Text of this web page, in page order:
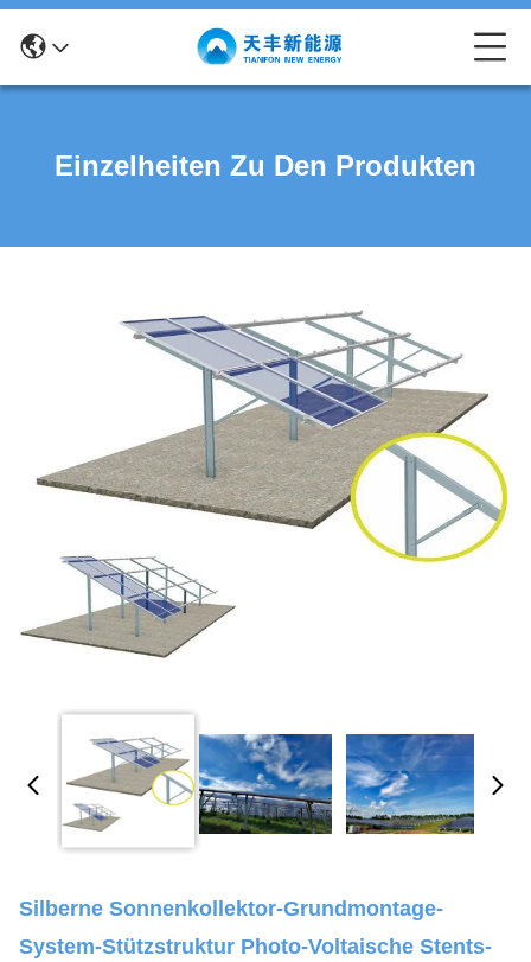
Einzelheiten Zu Den Produkten
Silberne Sonnenkollektor-Grundmontage-
System-Stützstruktur Photo-Voltaische Stents-